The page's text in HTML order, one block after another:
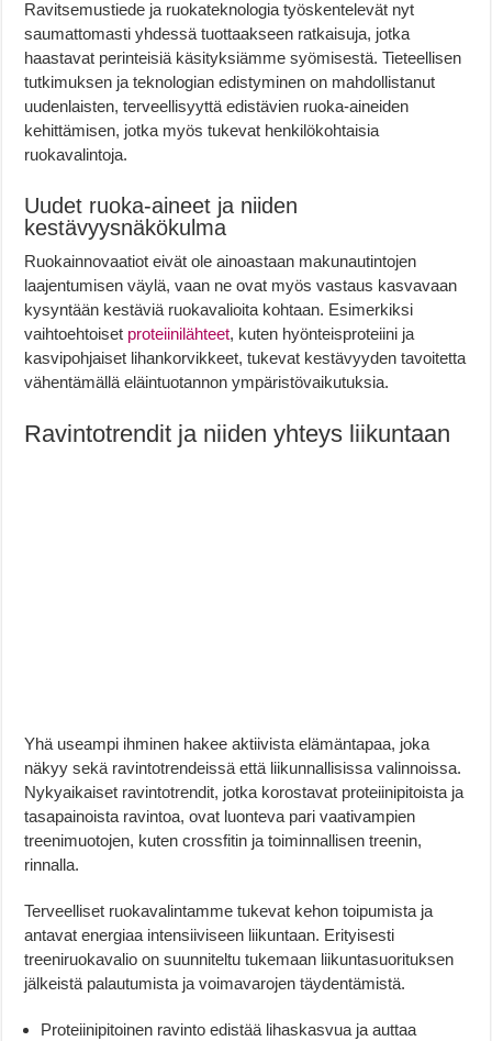
Ravitsemustiede ja ruokateknologia työskentelevät nyt
saumattomasti yhdessä tuottaakseen ratkaisuja, jotka
haastavat perinteisiä käsityksiämme syömisestä. Tieteellisen
tutkimuksen ja teknologian edistyminen on mahdollistanut
uudenlaisten, terveellisyyttä edistävien ruoka-aineiden
kehittämisen, jotka myös tukevat henkilökohtaisia
ruokavalintoja.
Uudet ruoka-aineet ja niiden
kestävyysnäkökulma
Ruokainnovaatiot eivät ole ainoastaan makunautintojen
laajentumisen väylä, vaan ne ovat myös vastaus kasvavaan
kysyntään kestäviä ruokavalioita kohtaan. Esimerkiksi
vaihtoehtoiset proteiinilähteet, kuten hyönteisproteiini ja
kasvipohjaiset lihankorvikkeet, tukevat kestävyyden tavoitetta
vähentämällä eläintuotannon ympäristövaikutuksia.
Ravintotrendit ja niiden yhteys liikuntaan
Yhä useampi ihminen hakee aktiivista elämäntapaa, joka
näkyy sekä ravintotrendeissä että liikunnallisissa valinnoissa.
Nykyaikaiset ravintotrendit, jotka korostavat proteiinipitoista ja
tasapainoista ravintoa, ovat luonteva pari vaativampien
treenimuotojen, kuten crossfitin ja toiminnallisen treenin,
rinnalla.
Terveelliset ruokavalintamme tukevat kehon toipumista ja
antavat energiaa intensiiviseen liikuntaan. Erityisesti
treeniruokavalio on suunniteltu tukemaan liikuntasuorituksen
jälkeistä palautumista ja voimavarojen täydentämistä.
Proteiinipitoinen ravinto edistää lihaskasvua ja auttaa